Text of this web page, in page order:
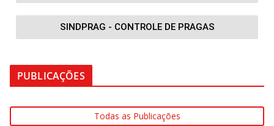
SINDPRAG - CONTROLE DE PRAGAS
PUBLICAÇÕES
Todas as Publicações